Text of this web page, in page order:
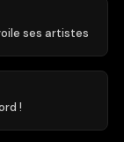
ses artistes
!